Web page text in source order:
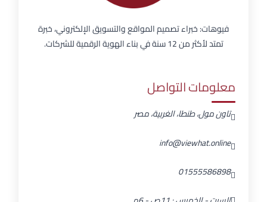
فيوهات: خبراء تصميم المواقع والتسويق الإلكتروني، خبرة
تمتد لأكثر من 12 سنة في بناء الهوية الرقمية للشركات.
معلومات التواصل
تاون مول، طنطا، الغربية، مصر
info@viewhat.online
01555586898